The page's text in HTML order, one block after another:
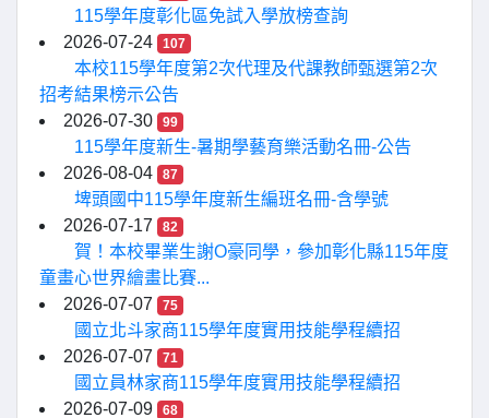
115學年度彰化區免試入學放榜查詢
2026-07-24
107
本校115學年度第2次代理及代課教師甄選第2次
招考結果榜示公告
2026-07-30
99
115學年度新生-暑期學藝育樂活動名冊-公告
2026-08-04
87
埤頭國中115學年度新生編班名冊-含學號
2026-07-17
82
賀！本校畢業生謝O豪同學，參加彰化縣115年度
童畫心世界繪畫比賽...
2026-07-07
75
國立北斗家商115學年度實用技能學程續招
2026-07-07
71
國立員林家商115學年度實用技能學程續招
2026-07-09
68